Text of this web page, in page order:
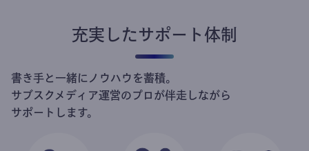
充実したサポート体制
書き手と一緒にノウハウを蓄積。
サブスクメディア運営のプロが伴走しながら
サポートします。